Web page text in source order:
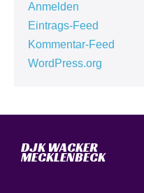
Anmelden
Eintrags-Feed
Kommentar-Feed
WordPress.org
DJK WACKER
MECKLENBECK